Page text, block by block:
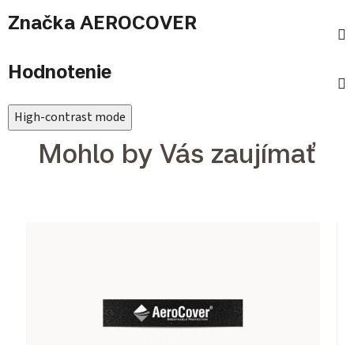
Značka AEROCOVER
Hodnotenie
High-contrast mode
Mohlo by Vás zaujímať